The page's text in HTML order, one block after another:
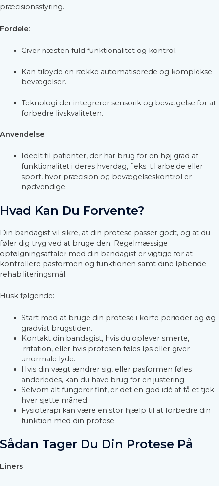
præcisionsstyring.
Fordele:
Giver næsten fuld funktionalitet og kontrol.
Kan tilbyde en række automatiserede og komplekse
bevægelser.
Teknologi der integrerer sensorik og bevægelse for at
forbedre livskvaliteten.
Anvendelse:
Ideelt til patienter, der har brug for en høj grad af
funktionalitet i deres hverdag, f.eks. til arbejde eller
sport, hvor præcision og bevægelseskontrol er
nødvendige.
Hvad Kan Du Forvente?
Din bandagist vil sikre, at din protese passer godt, og at du
føler dig tryg ved at bruge den. Regelmæssige
opfølgningsaftaler med din bandagist er vigtige for at
kontrollere pasformen og funktionen samt dine løbende
rehabiliteringsmål.
Husk følgende:
Start med at bruge din protese i korte perioder og øg
gradvist brugstiden.
Kontakt din bandagist, hvis du oplever smerte,
irritation, eller hvis protesen føles løs eller giver
unormale lyde.
Hvis din vægt ændrer sig, eller pasformen føles
anderledes, kan du have brug for en justering.
Selvom alt fungerer fint, er det en god idé at få et tjek
hver sjette måned.
Fysioterapi kan være en stor hjælp til at forbedre din
funktion med din protese
Sådan Tager Du Din Protese På
Liners